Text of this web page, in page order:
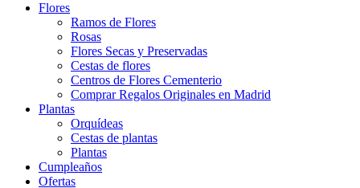
Flores
Ramos de Flores
Rosas
Flores Secas y Preservadas
Cestas de flores
Centros de Flores Cementerio
Comprar Regalos Originales en Madrid
Plantas
Orquídeas
Cestas de plantas
Plantas
Cumpleaños
Ofertas